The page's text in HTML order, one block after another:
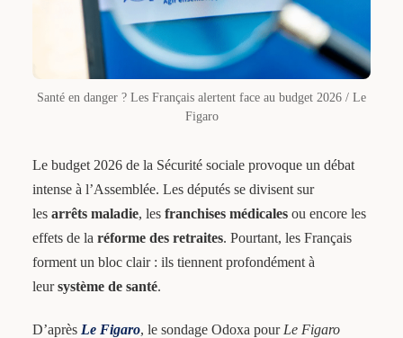
Santé en danger ? Les Français alertent face au budget 2026 / Le
Figaro
Le budget 2026 de la Sécurité sociale provoque un débat
intense à l’Assemblée. Les députés se divisent sur
les arrêts maladie, les franchises médicalesou encore les
effets de la réforme des retraites. Pourtant, les Français
forment un bloc clair : ils tiennent profondément à
leursystème de santé.
D’après Le Figaro, le sondage Odoxa pour Le Figaro